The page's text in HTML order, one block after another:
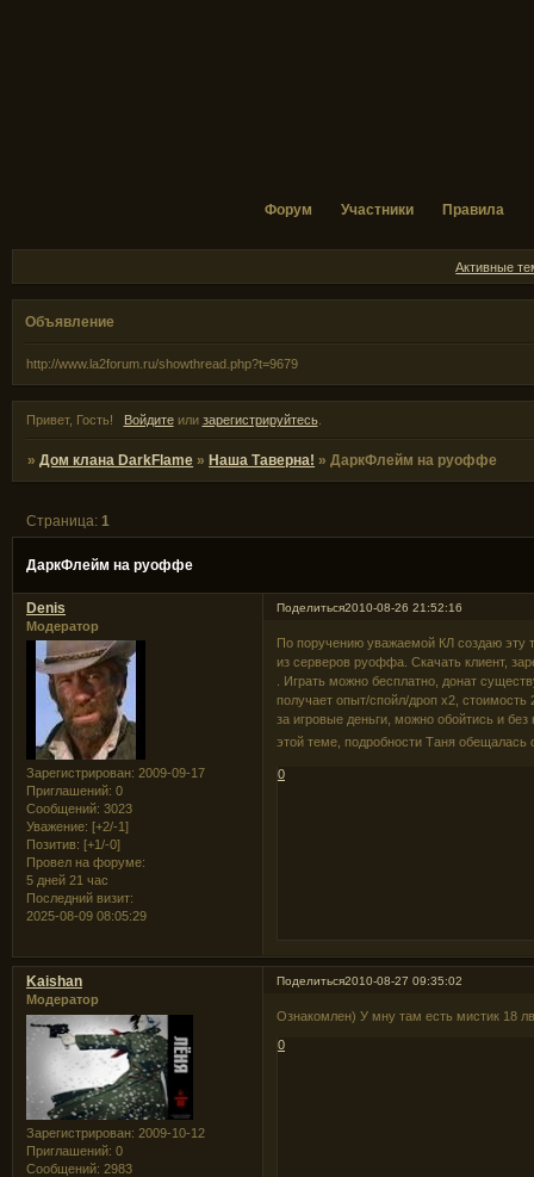
Форум Участники Правила
Активные
Объявление
http://www.la2forum.ru/showthread.php?t=9679
Привет, Гость! Войдитеили зарегистрируйтесь.
»Дом клана DarkFlame »Наша Таверна! »ДаркФлейм на руоффе
ДаркФлейм на руоффе
Страница:1
Поделиться2010-08-26 21:52:16
Denis
Модератор
Зарегистрирован: 2009-09-17
Приглашений: 0
Сообщений: 3023
Уважение: [+2/-1]
Позитив: [+1/-0]
Провел на форуме:
5 дней 21 час
Последний визит:
2025-08-09 08:05:29
По поручению уважаемой КЛ создаю эту
из серверов руоффа. Скачать клиент,
. Играть можно бесплатно, донат
получает опыт/спойл/дроп х2,
за игровые деньги, можно обойтись и
этой теме, подробности Таня обещалась
0
Поделиться2010-08-27 09:35:02
Kaishan
Модератор
Зарегистрирован: 2009-10-12
Приглашений: 0
Сообщений: 2983
Ознакомлен) У мну там есть мистик 18
0